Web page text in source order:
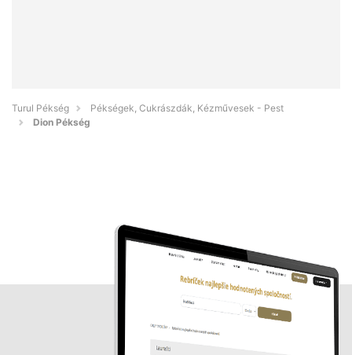
Turul Pékség
Pékségek, Cukrászdák, Kézművesek - Pest
Dion Pékség